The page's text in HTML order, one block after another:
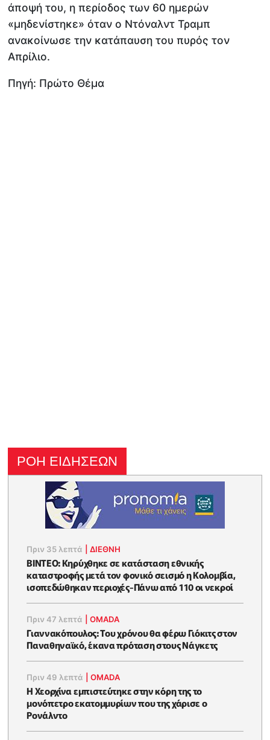
άποψή του, η περίοδος των 60 ημερών
«μηδενίστηκε» όταν ο Ντόναλντ Τραμπ
ανακοίνωσε την κατάπαυση του πυρός τον
Απρίλιο.
Πηγή: Πρώτο Θέμα
ΡΟΗ ΕΙΔΗΣΕΩΝ
Πριν 35 λεπτά |ΔΙΕΘΝΗ
ΒΙΝTEO: Kηρύχθηκε σε κατάσταση εθνικής
καταστροφής μετά τον φονικό σεισμό η Κολομβία,
ισοπεδώθηκαν περιοχές-Πάνω από 110 οι νεκροί
Πριν 47 λεπτά |OMADA
Γιαννακόπουλος: Του χρόνου θα φέρω Γιόκιτς στον
Παναθηναϊκό, έκανα πρόταση στους Νάγκετς
Πριν 49 λεπτά |OMADA
Η Χεορχίνα εμπιστεύτηκε στην κόρη της το
μονόπετρο εκατομμυρίων που της χάρισε ο
Ρονάλντο